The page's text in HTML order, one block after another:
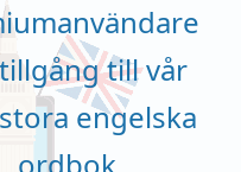
till vår
engelska
ordbok